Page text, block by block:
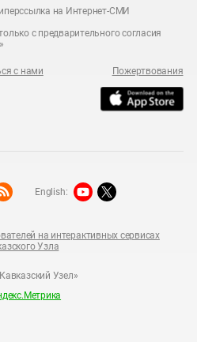
на Интернет-СМИ
с предварительного согласия
с нами Пожертвования
Узел»
на интерактивных сервисах
Узла
English: